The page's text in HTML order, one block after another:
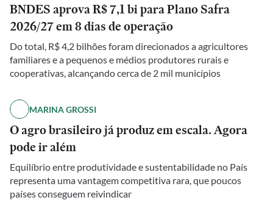
BNDES aprova R$ 7,1 bi para Plano Safra
2026/27 em 8 dias de operação
Do total, R$ 4,2 bilhões foram direcionados a agricultores
familiares e a pequenos e médios produtores rurais e
cooperativas, alcançando cerca de 2 mil municípios
MARINA GROSSI
O agro brasileiro já produz em escala. Agora
pode ir além
Equilíbrio entre produtividade e sustentabilidade no País
representa uma vantagem competitiva rara, que poucos
países conseguem reivindicar